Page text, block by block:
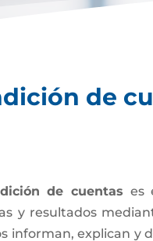
de
de cuentas es
y resultados
informan, explican y